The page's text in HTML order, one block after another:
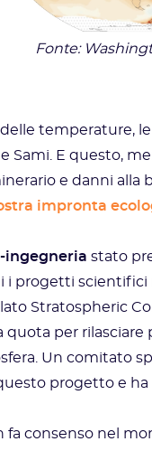
Fonte:
temperature,
Sami. E questo,
e danni alla
impronta
ingegneria stato
progetti scientifici
Stratospheric
quota per
Un comitato
progetto e
fa consenso nel